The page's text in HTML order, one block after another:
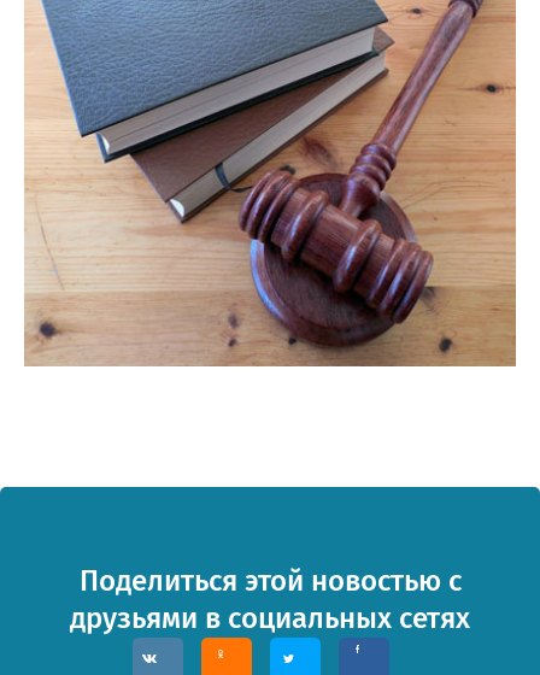
Поделиться этой новостью с
друзьями в социальных сетях
проблемы
заметили ошибку?